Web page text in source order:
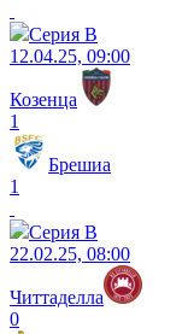
Серия B
12.04.25, 09:00
Козенца
1
Брешиа
1
Серия B
22.02.25, 08:00
Читтаделла
0